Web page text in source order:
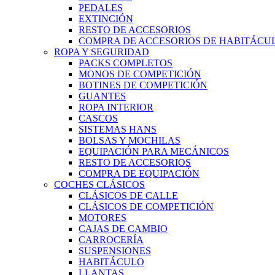
PEDALES
EXTINCIÓN
RESTO DE ACCESORIOS
COMPRA DE ACCESORIOS DE
ROPA Y SEGURIDAD
PACKS COMPLETOS
MONOS DE COMPETICIÓN
BOTINES DE COMPETICIÓN
GUANTES
ROPA INTERIOR
CASCOS
SISTEMAS HANS
BOLSAS Y MOCHILAS
EQUIPACIÓN PARA MECÁNICOS
RESTO DE ACCESORIOS
COMPRA DE EQUIPACIÓN
COCHES CLÁSICOS
CLÁSICOS DE CALLE
CLÁSICOS DE COMPETICIÓN
MOTORES
CAJAS DE CAMBIO
CARROCERÍA
SUSPENSIONES
HABITÁCULO
LLANTAS